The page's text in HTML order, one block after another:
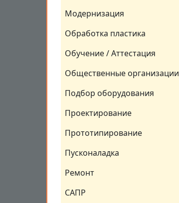
Модернизация
Обработка пластика
Обучение / Аттестация
Общественные организации
Подбор оборудования
Проектирование
Прототипирование
Пусконаладка
Ремонт
САПР